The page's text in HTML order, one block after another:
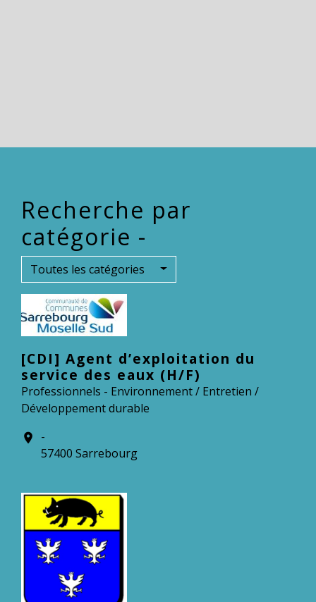
Recherche par
catégorie -
Toutes les catégories
[CDI] Agent d’exploitation du
service des eaux (H/F)
Professionnels - Environnement / Entretien /
Développement durable
location_on
-
57400 Sarrebourg